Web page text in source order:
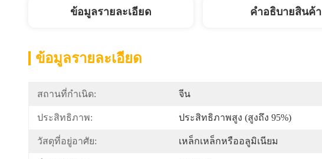
ข้อมูลรายละเอียด คําอธิบายสินค้า
ข้อมูลรายละเอียด
สถานที่กำเนิด: จีน
ประสิทธิภาพ: ประสิทธิภาพสูง (สูงถึง 95%)
วัสดุที่อยู่อาศัย: เหล็กเหล็กหรืออลูมิเนียม